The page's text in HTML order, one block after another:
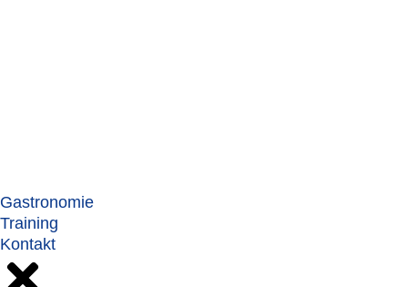
Gastronomie
Training
Kontakt